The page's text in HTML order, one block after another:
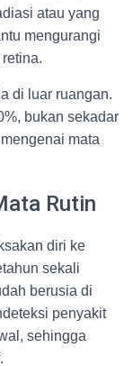
atau yang
mengurangi
di luar ruangan.
bukan sekadar
mata
Rutin
diri ke
sekali
berusia di
penyakit
sehingga